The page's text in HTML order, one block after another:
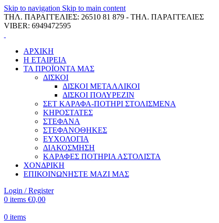
Skip to navigation Skip to main content
ΤΗΛ. ΠΑΡΑΓΓΕΛΙΕΣ: 26510 81 879 - ΤΗΛ. ΠΑΡΑΓΓΕΛΙΕΣ
VIBER: 6949472595
ΑΡΧΙΚΗ
Η ΕΤΑΙΡΕΙΑ
ΤΑ ΠΡΟΪΟΝΤΑ ΜΑΣ
ΔΙΣΚΟΙ
ΔΙΣΚΟΙ ΜΕΤΑΛΛΙΚΟΙ
ΔΙΣΚΟΙ ΠΟΛΥΡΕΖΙΝ
ΣΕΤ ΚΑΡΑΦΑ-ΠΟΤΗΡΙ ΣΤΟΛΙΣΜΕΝΑ
ΚΗΡΟΣΤΑΤΕΣ
ΣΤΕΦΑΝΑ
ΣΤΕΦΑΝΟΘΗΚΕΣ
ΕΥΧΟΛΟΓΙΑ
ΔΙΑΚΟΣΜΗΣΗ
ΚΑΡΑΦΕΣ ΠΟΤΗΡΙΑ ΑΣΤΟΛΙΣΤΑ
ΧΟΝΔΡΙΚΗ
ΕΠΙΚΟΙΝΩΝΗΣΤΕ ΜΑΖΙ ΜΑΣ
Login / Register
0 items €0,00
0 items